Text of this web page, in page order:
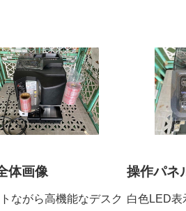
体画像
ながら高機能なデスク
操作パネ
白色LED表